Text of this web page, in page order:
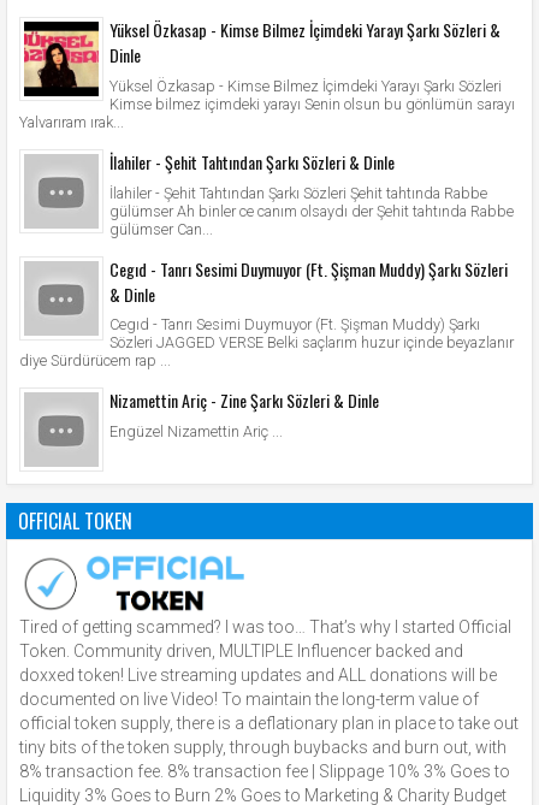
Yüksel Özkasap - Kimse Bilmez İçimdeki Yarayı Şarkı Sözleri &
Dinle
Yüksel Özkasap - Kimse Bilmez İçimdeki Yarayı Şarkı Sözleri
Kimse bilmez içimdeki yarayı Senin olsun bu gönlümün sarayı
Yalvarıram ırak...
İlahiler - Şehit Tahtından Şarkı Sözleri & Dinle
İlahiler - Şehit Tahtından Şarkı Sözleri Şehit tahtında Rabbe
gülümser Ah binler ce canım olsaydı der Şehit tahtında Rabbe
gülümser Can...
Cegıd - Tanrı Sesimi Duymuyor (Ft. Şişman Muddy) Şarkı Sözleri
& Dinle
Cegıd - Tanrı Sesimi Duymuyor (Ft. Şişman Muddy) Şarkı
Sözleri JAGGED VERSE Belki saçlarım huzur içinde beyazlanır
diye Sürdürücem rap ...
Nizamettin Ariç - Zine Şarkı Sözleri & Dinle
Engüzel Nizamettin Ariç ...
OFFICIAL TOKEN
Tired of getting scammed? I was too… That’s why I started Official
Token. Community driven, MULTIPLE Influencer backed and
doxxed token! Live streaming updates and ALL donations will be
documented on live Video! To maintain the long-term value of
official token supply, there is a deflationary plan in place to take out
tiny bits of the token supply, through buybacks and burn out, with
8% transaction fee. 8% transaction fee | Slippage 10% 3% Goes to
Liquidity 3% Goes to Burn 2% Goes to Marketing & Charity Budget